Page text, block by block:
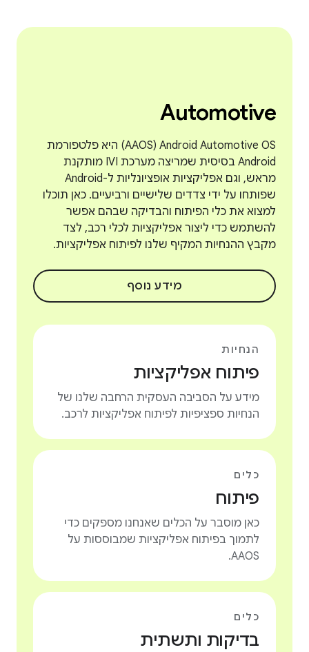
Automotive
Android Automotive OS‏ (AAOS) היא פלטפורמת
Android בסיסית שמריצה מערכת IVI מותקנת
מראש, וגם אפליקציות אופציונליות ל-Android
שפותחו על ידי צדדים שלישיים ורביעיים. כאן תוכלו
למצוא את כלי הפיתוח והבדיקה שבהם אפשר
להשתמש כדי ליצור אפליקציות לכלי רכב, לצד
מקבץ ההנחיות המקיף שלנו לפיתוח אפליקציות.
מידע נוסף
הנחיות
פיתוח אפליקציות
מידע על הסביבה העסקית הרחבה שלנו של
הנחיות ספציפיות לפיתוח אפליקציות לרכב.
כלים
פיתוח
כאן מוסבר על הכלים שאנחנו מספקים כדי
לתמוך בפיתוח אפליקציות שמבוססות על
AAOS.
כלים
בדיקות ותשתית